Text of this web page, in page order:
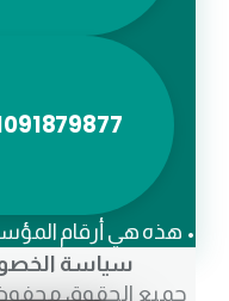
• هذه هي أرقام
سياسة
جميع الحقوق